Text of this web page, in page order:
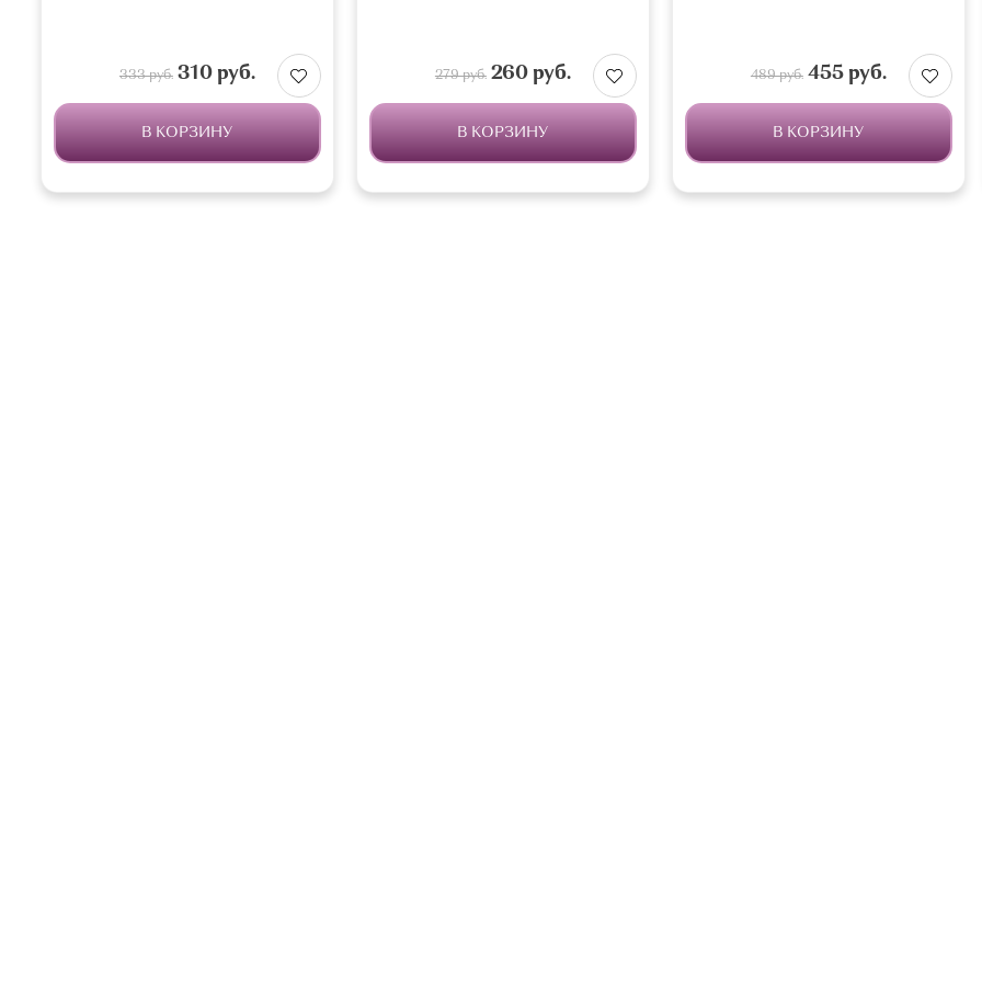
333 руб.310 руб.
В КОРЗИНУ
279 руб.260 руб.
В КОРЗИНУ
489 руб.455 руб.
В КОРЗИНУ